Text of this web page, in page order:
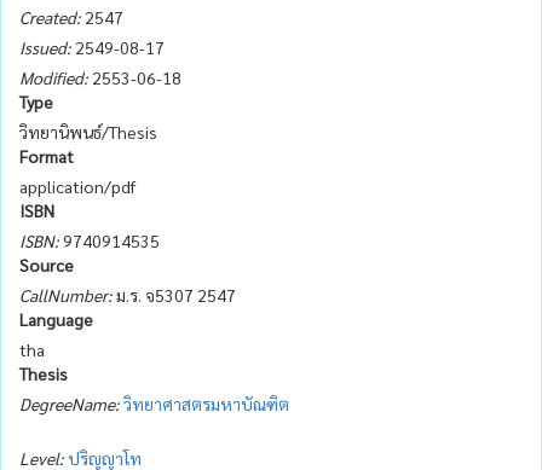
Created: 2547
Issued: 2549-08-17
Modified: 2553-06-18
Type
วิทยานิพนธ์/Thesis
Format
application/pdf
ISBN
ISBN:9740914535
Source
CallNumber:ม.ร. จ5307 2547
Language
tha
Thesis
DegreeName:วิทยาศาสตรมหาบัณฑิต
Level:ปริญญาโท